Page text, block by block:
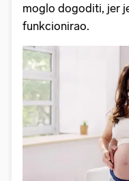
moglo dogoditi, jer
funkcionirao.